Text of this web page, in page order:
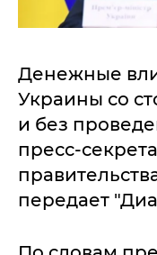
Денежные
Украины со
и без
пресс-
передает